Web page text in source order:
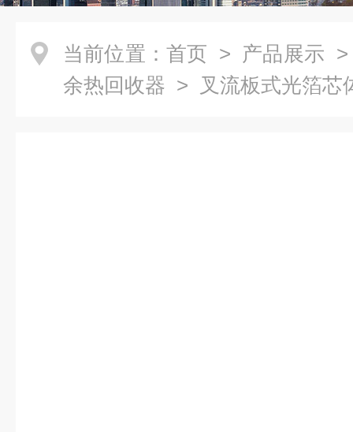
当前位置： 首页 > 产品展示
余热回收器 > 叉流板式光箔芯